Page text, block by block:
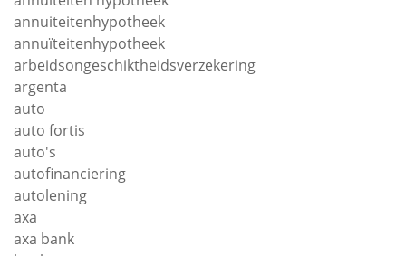
annuiteitenhypotheek
annuïteitenhypotheek
arbeidsongeschiktheidsverzekering
argenta
auto
auto fortis
auto's
autofinanciering
autolening
axa
axa bank